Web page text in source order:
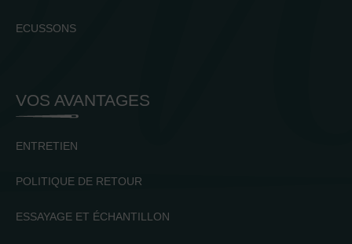
ECUSSONS
VOS AVANTAGES
ENTRETIEN
POLITIQUE DE RETOUR
ESSAYAGE ET ÉCHANTILLON